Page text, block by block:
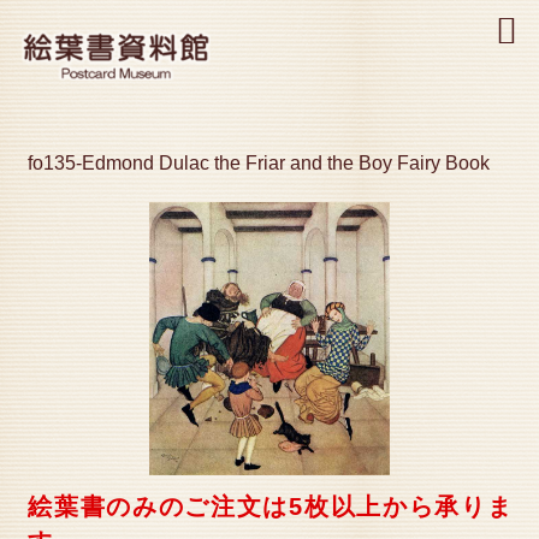
fo135-Edmond Dulac the Friar and the Boy Fairy Book
絵葉書のみのご注文は5枚以上から承りま